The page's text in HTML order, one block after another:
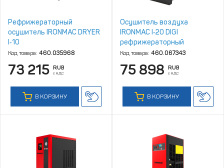
Рефрижераторный
осушитель IRONMAC DRYER
I‑10
Код товара: 460.035968
73 215 RUB
с НДС
В КОРЗИНУ
Осушитель воздуха
IRONMAC I‑20 DIGI
рефрижераторный
Код товара: 460.067343
75 898 RUB
с НДС
В КОРЗИНУ